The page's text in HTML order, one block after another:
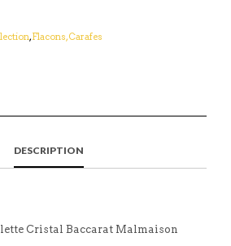
,Flacons, Carafes
DESCRIPTION
Cristal Baccarat Malmaison